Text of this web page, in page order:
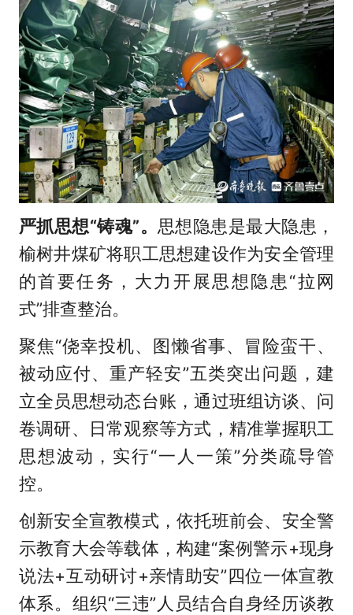
严抓思想“铸魂”。 思想隐患是最大隐患，
榆树井煤矿将职工思想建设作为安全管理
的首要任务，大力开展思想隐患“拉网
式”排查整治。
聚焦“侥幸投机、图懒省事、冒险蛮干、
被动应付、重产轻安”五类突出问题，建
立全员思想动态台账，通过班组访谈、问
卷调研、日常观察等方式，精准掌握职工
思想波动，实行“一人一策”分类疏导管
控。
创新安全宣教模式，依托班前会、安全警
示教育大会等载体，构建“案例警示+现身
说法+互动研讨+亲情助安”四位一体宣教
体系。组织“三违”人员结合自身经历谈教